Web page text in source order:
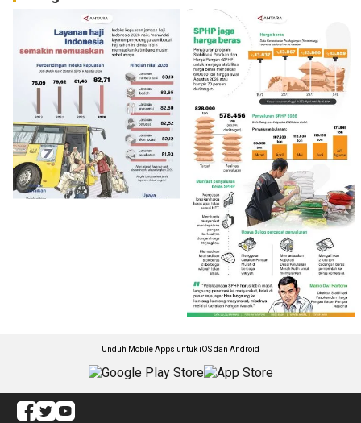
Unduh Mobile Apps untuk iOS dan Android